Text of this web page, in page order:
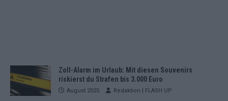
Zoll-Alarm im Urlaub: Mit diesen Souvenirs
riskierst du Strafen bis 3.000 Euro
August 2025 Redaktion | FLASH UP